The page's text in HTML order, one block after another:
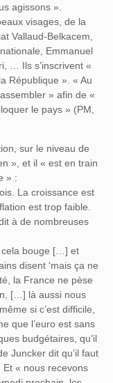
agissons ».
visages, de la
Vallaud-Belkacem,
Emmanuel
… Ils s’inscrivent «
République ». « Au
» afin de «
le pays » (PM,
sur le niveau de
», et il « est en train
» :
La croissance est
est trop faible.
à de nombreuses
cela bouge […] et
disent ‘mais ça ne
la France ne pèse
[…] là aussi nous
si c’est difficile,
que l’euro est sans
budgétaires, qu’il
Juncker dit qu’il faut
Et « nous recevons